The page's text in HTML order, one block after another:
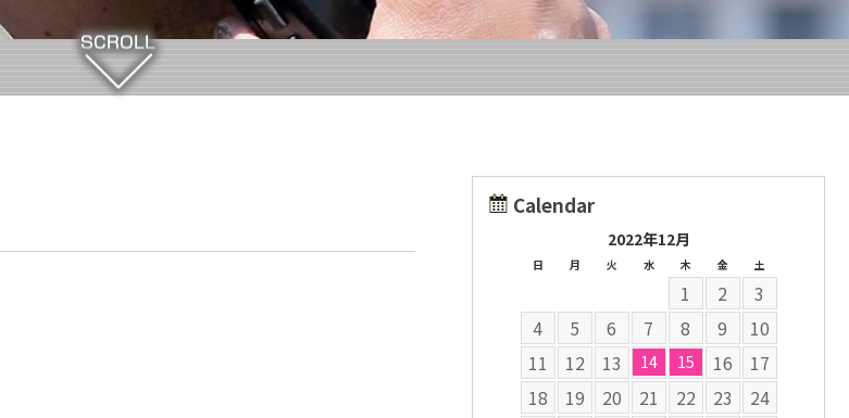
Calendar
2022年12月
日 月 火 水 木 金 土
1 2
3
4
5 6 7 8 9
10
11
12 13 14 15 16
17
18
19 20 21 22 23
24